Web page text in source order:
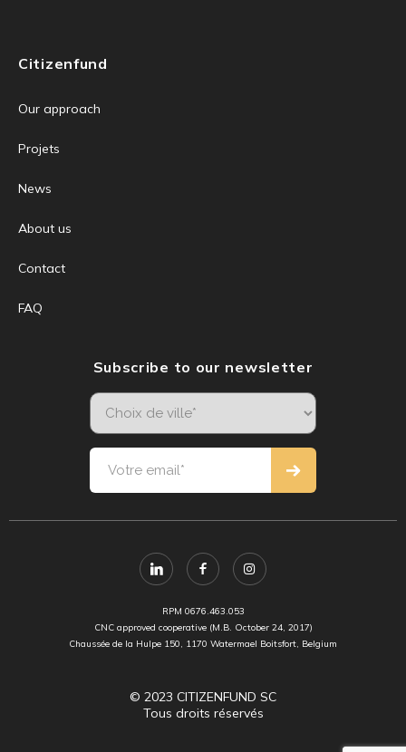
Citizenfund
Our approach
Projets
News
About us
Contact
FAQ
Subscribe to our newsletter
RPM 0676.463.053
CNC approved cooperative (M.B. October 24, 2017)
Chaussée de la Hulpe 150, 1170 Watermael Boitsfort, Belgium
© 2023 CITIZENFUND SC
Tous droits réservés